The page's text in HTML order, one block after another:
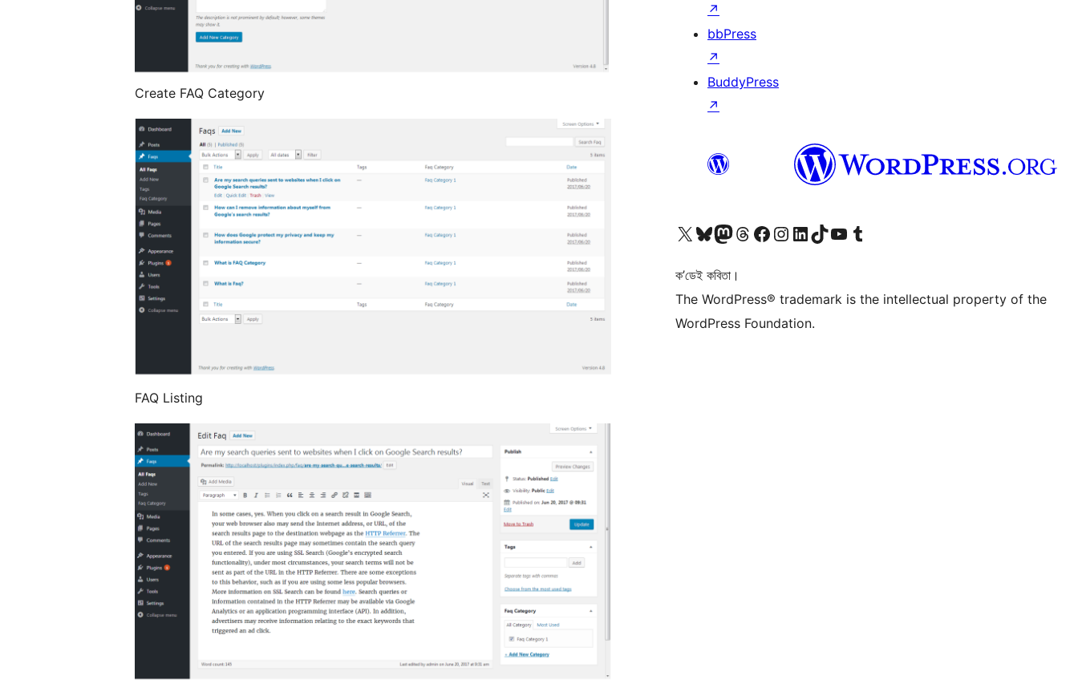
Create FAQ Category
FAQ Listing
↗
bbPress
↗
BuddyPress
↗
আমাৰ X (আগৰ Twitter) একাউণ্টলৈ যাওকআমাৰ Bluesky একাউণ্টলৈ যাওকআমাৰ Mastodon একাউণ্টলৈ যাওকআমাৰ Threads একাউণ্টলৈ যাওকআমাৰ Facebook পৃষ্ঠালৈ যাওকআমাৰ Instagram একাউণ্টলৈ যাওকআমাৰ LinkedIn একাউণ্টলৈ যাওকআমাৰ TikTok একাউণ্টলৈ যাওকআমাৰ YouTube চেনেললৈ যাওকআমাৰ Tumblr একাউণ্টলৈ যাওক
ক’ডেই কবিতা।
The WordPress® trademark is the intellectual property of the
WordPress Foundation.